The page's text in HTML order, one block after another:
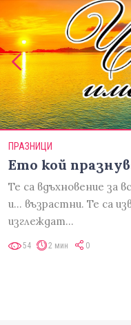
ПРАЗНИЦИ
Ето кой
Те са вдъхновение за
и... възрастни. Те са
изглеждат…
54 2 мин 0